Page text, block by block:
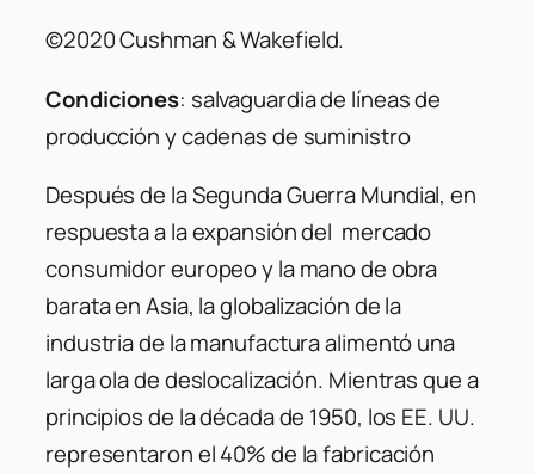
©2020 Cushman & Wakefield.
Condiciones: salvaguardia de líneas de
producción y cadenas de suministro
Después de la Segunda Guerra Mundial, en
respuesta a la expansión del mercado
consumidor europeo y la mano de obra
barata en Asia, la globalización de la
industria de la manufactura alimentó una
larga ola de deslocalización. Mientras que a
principios de la década de 1950, los EE. UU.
representaron el 40% de la fabricación